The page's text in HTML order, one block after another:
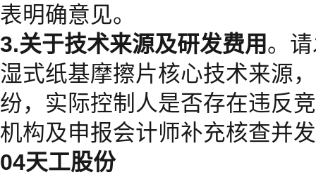
表明确意见。
3.关于技术来源及研发费用。
湿式纸基摩擦片核心技术来源
纷，实际控制人是否存在违反
机构及申报会计师补充核查并
04天工股份